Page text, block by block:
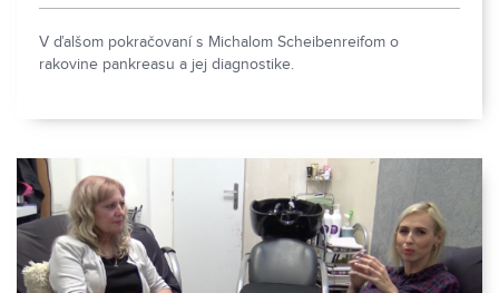
V ďalšom pokračovaní s Michalom Scheibenreifom o
rakovine pankreasu a jej diagnostike.